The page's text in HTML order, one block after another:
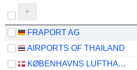
FRAPORT AG
AIRPORTS OF THAILAND
KØBENHAVNS LUFTHAVNE A/S